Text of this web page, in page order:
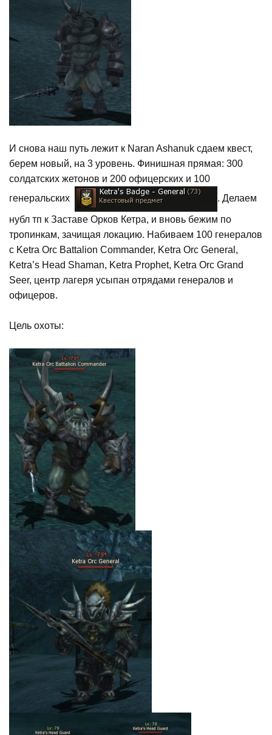
И снова наш путь лежит к Naran Ashanuk сдаем квест,
берем новый, на 3 уровень. Финишная прямая: 300
солдатских жетонов и 200 офицерских и 100
генеральских
. Делаем
нубл тп к Заставе Орков Кетра, и вновь бежим по
тропинкам, зачищая локацию. Набиваем 100 генералов
с Ketra Orc Battalion Commander, Ketra Orc General,
Ketra’s Head Shaman, Ketra Prophet, Ketra Orc Grand
Seer, центр лагеря усыпан отрядами генералов и
офицеров.
Цель охоты: